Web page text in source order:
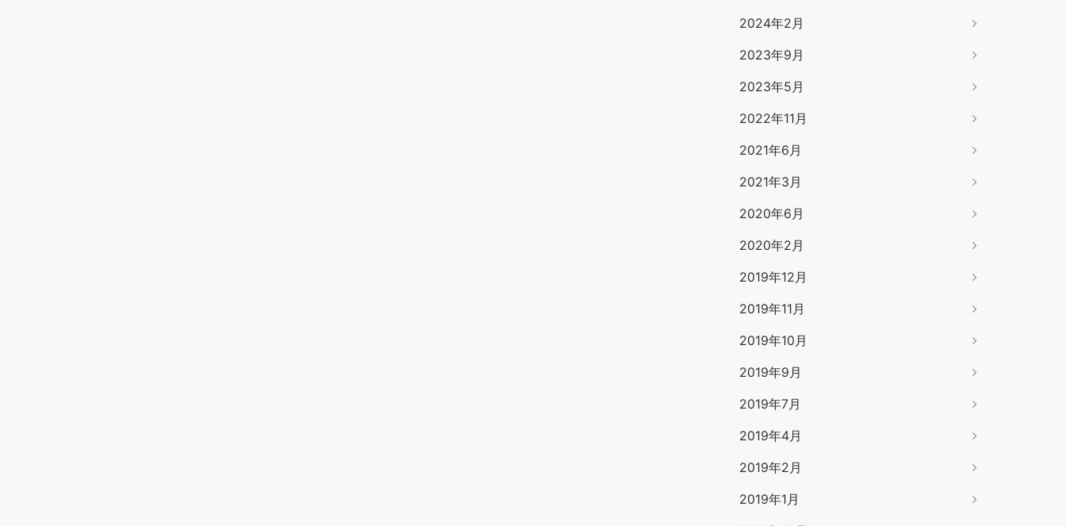
2024年2月
2023年9月
2023年5月
2022年11月
2021年6月
2021年3月
2020年6月
2020年2月
2019年12月
2019年11月
2019年10月
2019年9月
2019年7月
2019年4月
2019年2月
2019年1月